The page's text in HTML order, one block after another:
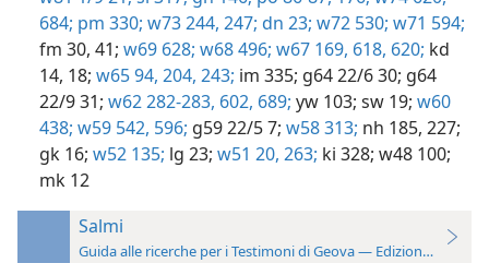
684; pm 330; w73 244, 247; dn 23; w72 530; w71 594;
fm 30, 41; w69 628; w68 496; w67 169, 618, 620; kd
14, 18; w65 94, 204, 243; im 335; g64 22/6 30; g64
22/9 31; w62 282-283, 602, 689; yw 103; sw 19; w60
438; w59 542, 596; g59 22/5 7; w58 313; nh 185, 227;
gk 16; w52 135; lg 23; w51 20, 263; ki 328; w48 100;
mk 12
Salmi
Guida alle ricerche per i Testimoni di Geova — Edizione 2019